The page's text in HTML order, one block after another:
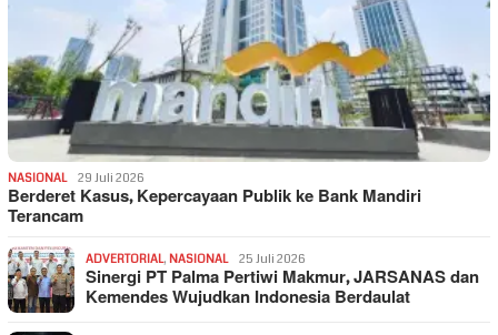
NASIONAL 29 Juli 2026
Berderet Kasus, Kepercayaan Publik ke Bank Mandiri
Terancam
ADVERTORIAL, NASIONAL 25 Juli 2026
Sinergi PT Palma Pertiwi Makmur, JARSANAS dan
Kemendes Wujudkan Indonesia Berdaulat